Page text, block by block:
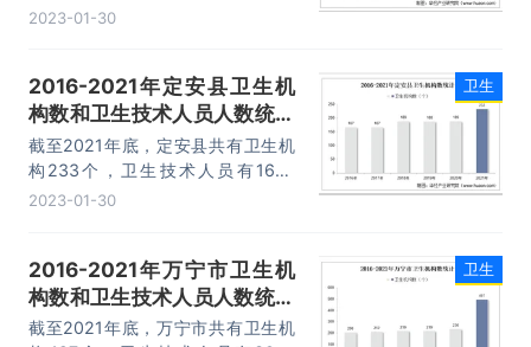
人。
2023-01-30
2016-2021年定安县卫生机
构数和卫生技术人员人数统计
分析
截至2021年底，定安县共有卫生机
构233个，卫生技术人员有1670
人。
2023-01-30
卫生
2016-2021年万宁市卫生机
构数和卫生技术人员人数统计
分析
截至2021年底，万宁市共有卫生机
卫生